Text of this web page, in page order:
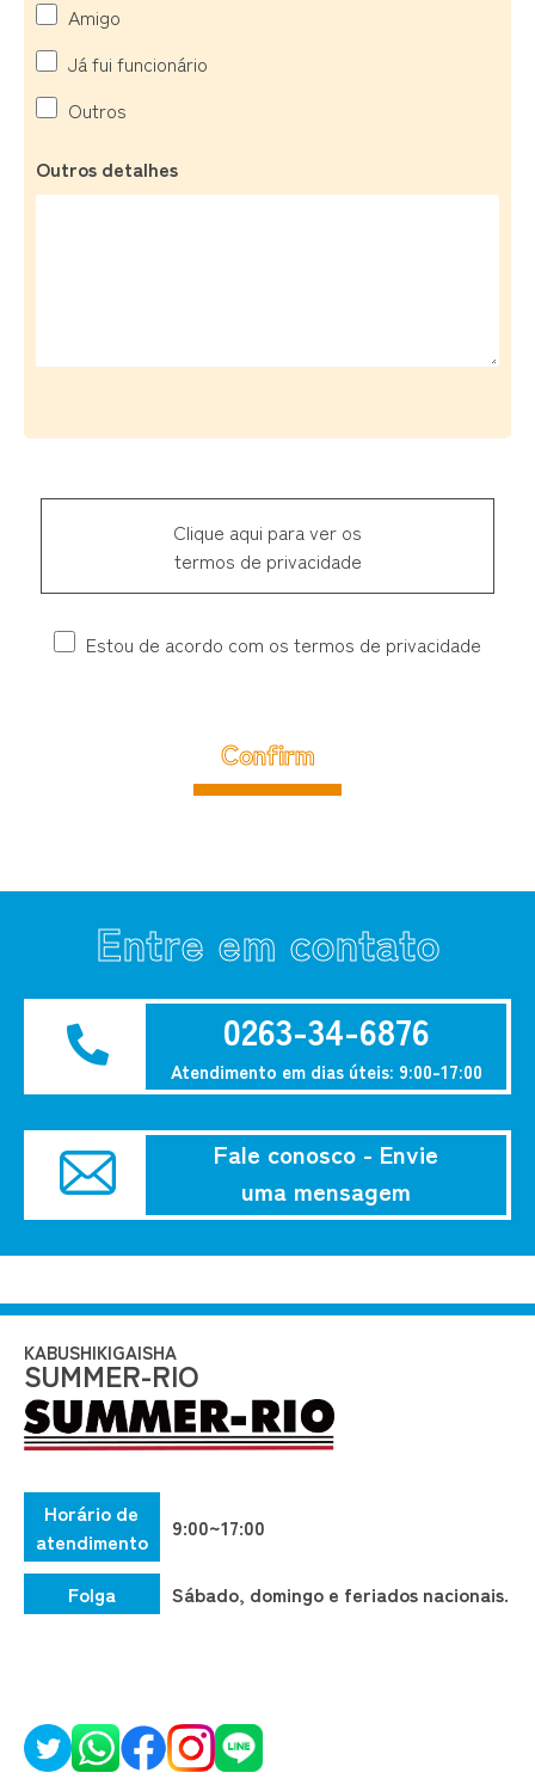
Amigo
Já fui funcionário
Outros
Outros detalhes
Clique aqui para ver os
termos de privacidade
Estou de acordo com os termos de privacidade
Entre em contato
0263-34-6876
Atendimento em dias úteis: 9:00-17:00
Fale conosco - Envie
uma mensagem
KABUSHIKIGAISHA
SUMMER-RIO
Horário de
atendimento
9:00~17:00
Folga Sábado, domingo e feriados nacionais.